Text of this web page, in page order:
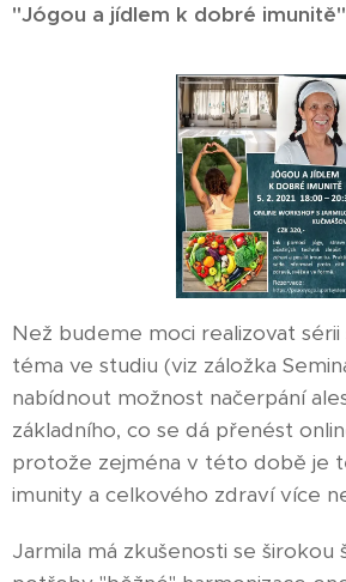
"Jógou a jídlem k dobré imunitě"
Než budeme moci realizovat
téma ve studiu (viz záložka
nabídnout možnost načerpání
základního, co se dá přenést
protože zejména v této době je
imunity a celkového zdraví více
Jarmila má zkušenosti se širokou